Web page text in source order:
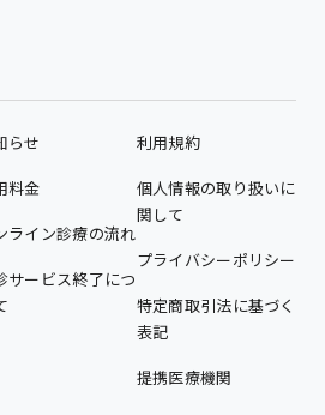
らせ
料金
ライン診療の流れ
サービス終了につ
利用規約
個人情報の取り扱いに
関して
プライバシーポリシー
特定商取引法に基づく
表記
提携医療機関